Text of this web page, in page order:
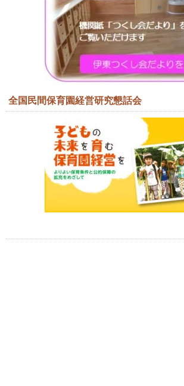
全国民間保育園経営研究懇話会